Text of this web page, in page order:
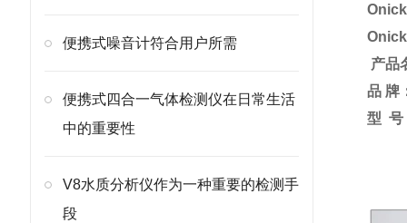
便携式噪音计符合用户所需
便携式四合一气体检测仪在日常生活
中的重要性
V8水质分析仪作为一种重要的检测手
段
产品
品 牌
型 号